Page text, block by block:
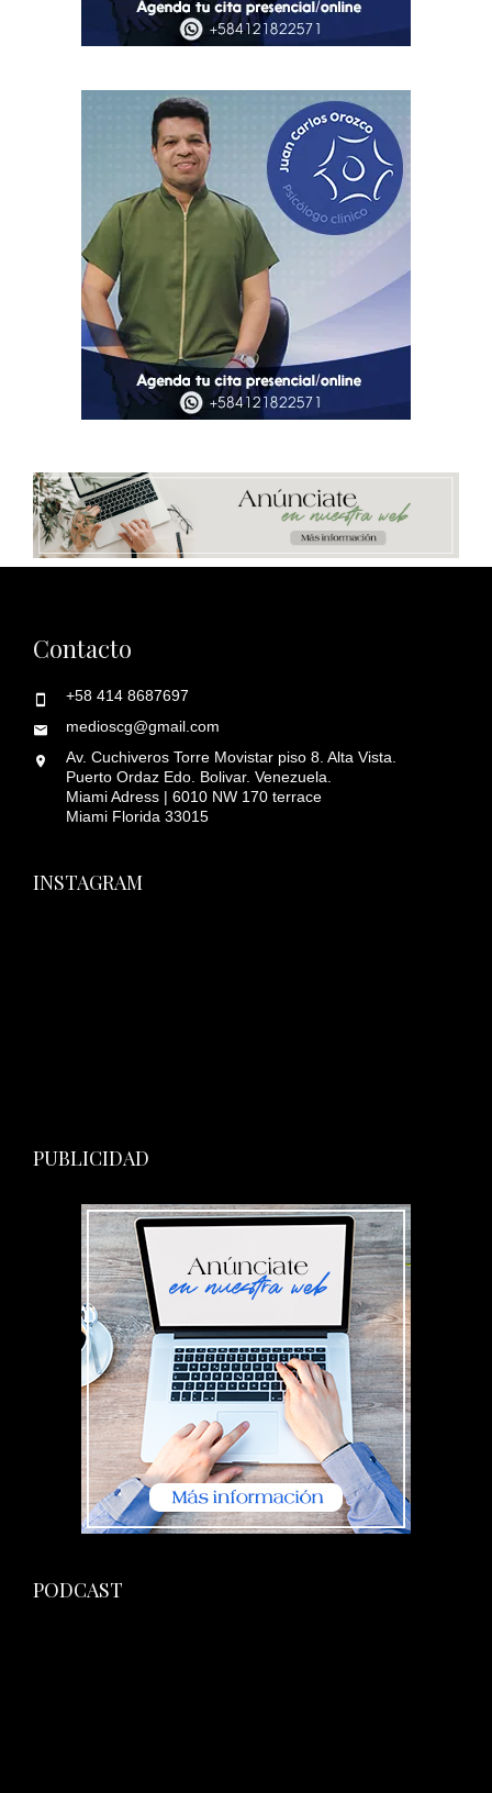
Contacto
+58 414 8687697
medioscg@gmail.com
Av. Cuchiveros Torre Movistar piso 8. Alta Vista.
Puerto Ordaz Edo. Bolivar. Venezuela.
Miami Adress | 6010 NW 170 terrace
Miami Florida 33015
INSTAGRAM
PUBLICIDAD
PODCAST